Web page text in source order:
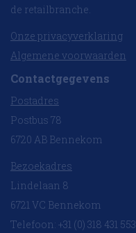
de retailbranche.
Onze privacyverklaring
Algemene voorwaarden
Contactgegevens
Postadres
Postbus 78
6720 AB Bennekom
Bezoekadres
Lindelaan 8
6721 VC Bennekom
Telefoon: +31 (0) 318 431 553